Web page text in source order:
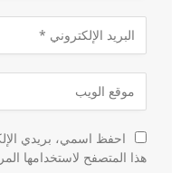
احفظ اسمي، بريدي
هذا المتصفح لاستخدامها